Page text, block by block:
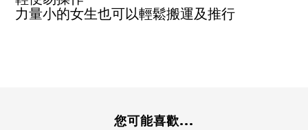
力量小的女生也可以輕鬆搬運及推行
您可能喜歡...